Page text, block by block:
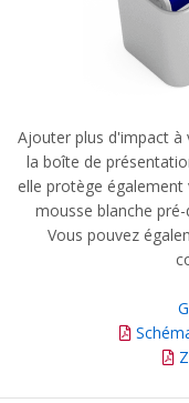
Ajouter plus d'impact à
la boîte de
elle protège
mousse blanche
Vous pouvez